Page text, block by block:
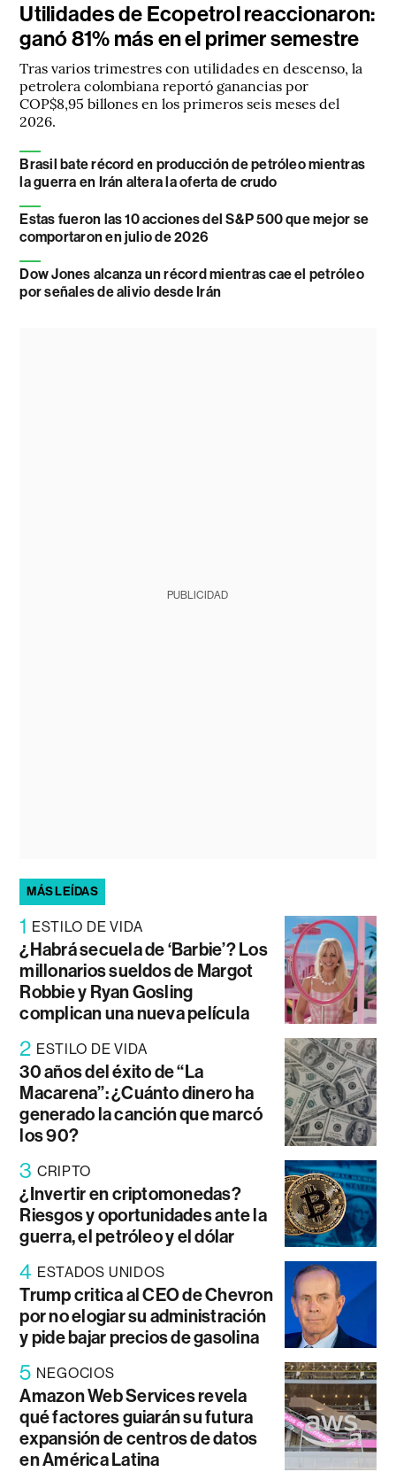
Utilidades de Ecopetrol reaccionaron:
ganó 81% más en el primer semestre
Tras varios trimestres con utilidades en descenso, la
petrolera colombiana reportó ganancias por
COP$8,95 billones en los primeros seis meses del
2026.
Brasil bate récord en producción de petróleo mientras
la guerra en Irán altera la oferta de crudo
Estas fueron las 10 acciones del S&P 500 que mejor se
comportaron en julio de 2026
Dow Jones alcanza un récord mientras cae el petróleo
por señales de alivio desde Irán
PUBLICIDAD
MÁS LEÍDAS
1 ESTILO DE VIDA
¿Habrá secuela de ‘Barbie’? Los
millonarios sueldos de Margot
Robbie y Ryan Gosling
complican una nueva película
2 ESTILO DE VIDA
30 años del éxito de “La
Macarena”: ¿Cuánto dinero ha
generado la canción que marcó
los 90?
3 CRIPTO
¿Invertir en criptomonedas?
Riesgos y oportunidades ante la
guerra, el petróleo y el dólar
4 ESTADOS UNIDOS
Trump critica al CEO de Chevron
por no elogiar su administración
y pide bajar precios de gasolina
5 NEGOCIOS
Amazon Web Services revela
qué factores guiarán su futura
expansión de centros de datos
en América Latina